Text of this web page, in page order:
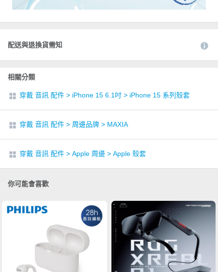
配送與退換貨需知
相關分類
穿戴 音訊 配件 > iPhone 15 6.1吋 > iPhone 15 系列殼套
穿戴 音訊 配件 > 周邊品牌 > MAXIA
穿戴 音訊 配件 > Apple 周邊 > Apple 殼套
你可能會喜歡